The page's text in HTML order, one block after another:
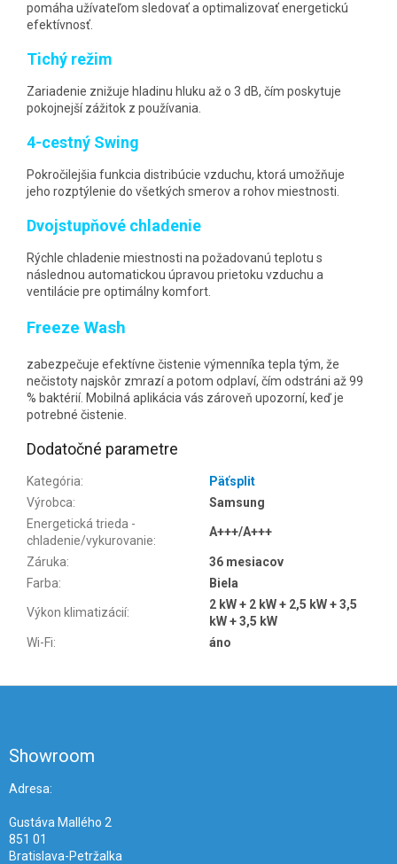
pomáha užívateľom sledovať a optimalizovať energetickú
efektívnosť.
Tichý režim
Zariadenie znižuje hladinu hluku až o 3 dB, čím poskytuje
pokojnejší zážitok z používania.
4-cestný Swing
Pokročilejšia funkcia distribúcie vzduchu, ktorá umožňuje
jeho rozptýlenie do všetkých smerov a rohov miestnosti.
Dvojstupňové chladenie
Rýchle chladenie miestnosti na požadovanú teplotu s
následnou automatickou úpravou prietoku vzduchu a
ventilácie pre optimálny komfort.
Freeze Wash
zabezpečuje efektívne čistenie výmenníka tepla tým, že
nečistoty najskôr zmrazí a potom odplaví, čím odstráni až 99
% baktérií. Mobilná aplikácia vás zároveň upozorní, keď je
potrebné čistenie.
Dodatočné parametre
Kategória:
Päťsplit
Výrobca:
Samsung
Energetická trieda -
chladenie/vykurovanie:
A+++/A+++
Záruka:
36 mesiacov
Farba: Biela
Výkon klimatizácií:
2 kW + 2 kW + 2,5 kW + 3,5
kW + 3,5 kW
Wi-Fi: áno
Showroom
Adresa:
Gustáva Mallého 2
851 01
Bratislava-Petržalka